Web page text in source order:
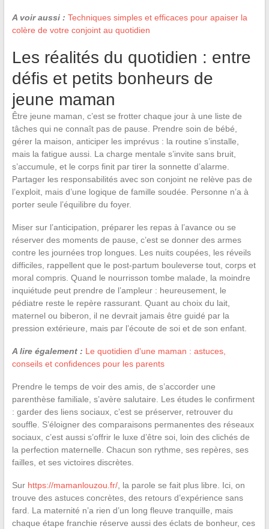
A voir aussi : Techniques simples et efficaces pour apaiser la
colère de votre conjoint au quotidien
Les réalités du quotidien : entre
défis et petits bonheurs de
jeune maman
Être jeune maman, c’est se frotter chaque jour à une liste de
tâches qui ne connaît pas de pause. Prendre soin de bébé,
gérer la maison, anticiper les imprévus : la routine s’installe,
mais la fatigue aussi. La charge mentale s’invite sans bruit,
s’accumule, et le corps finit par tirer la sonnette d’alarme.
Partager les responsabilités avec son conjoint ne relève pas de
l’exploit, mais d’une logique de famille soudée. Personne n’a à
porter seule l’équilibre du foyer.
Miser sur l’anticipation, préparer les repas à l’avance ou se
réserver des moments de pause, c’est se donner des armes
contre les journées trop longues. Les nuits coupées, les réveils
difficiles, rappellent que le post-partum bouleverse tout, corps et
moral compris. Quand le nourrisson tombe malade, la moindre
inquiétude peut prendre de l’ampleur : heureusement, le
pédiatre reste le repère rassurant. Quant au choix du lait,
maternel ou biberon, il ne devrait jamais être guidé par la
pression extérieure, mais par l’écoute de soi et de son enfant.
A lire également : Le quotidien d'une maman : astuces,
conseils et confidences pour les parents
Prendre le temps de voir des amis, de s’accorder une
parenthèse familiale, s’avère salutaire. Les études le confirment
: garder des liens sociaux, c’est se préserver, retrouver du
souffle. S’éloigner des comparaisons permanentes des réseaux
sociaux, c’est aussi s’offrir le luxe d’être soi, loin des clichés de
la perfection maternelle. Chacun son rythme, ses repères, ses
failles, et ses victoires discrètes.
Sur https://mamanlouzou.fr/, la parole se fait plus libre. Ici, on
trouve des astuces concrètes, des retours d’expérience sans
fard. La maternité n’a rien d’un long fleuve tranquille, mais
chaque étape franchie réserve aussi des éclats de bonheur, ces